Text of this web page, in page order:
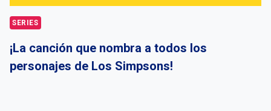
SERIES
¡La canción que nombra a todos los
personajes de Los Simpsons!